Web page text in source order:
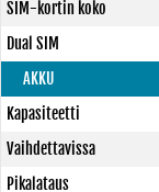
SIM-kortin koko
Dual SIM
AKKU
Kapasiteetti
Vaihdettavissa
Pikalataus